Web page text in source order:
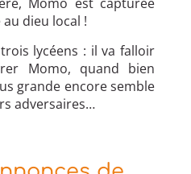
dieu local !
lycéens : il va falloir
Momo, quand bien
grande encore semble
adversaires…